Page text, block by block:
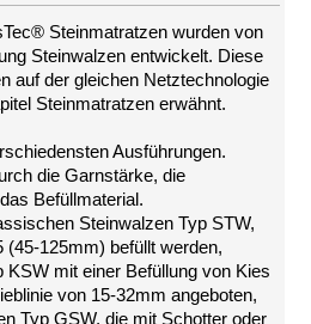
Steinmatratzen wurden von
Steinwalzen entwickelt. Diese
auf der gleichen Netztechnologie
Steinmatratzen erwähnt.
Ausführungen.
die Garnstärke, die
Befüllmaterial.
Steinwalzen Typ STW,
(45-125mm) befüllt werden,
KSW mit einer Befüllung von Kies
von 15-32mm angeboten,
Typ GSW, die mit Schotter oder